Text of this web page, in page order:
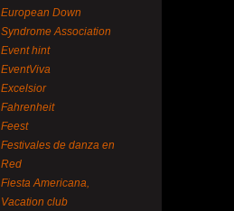
European Down
Syndrome Association
Event hint
EventViva
Excelsior
Fahrenheit
Feest
Festivales de danza en
Red
Fiesta Americana,
Vacation club